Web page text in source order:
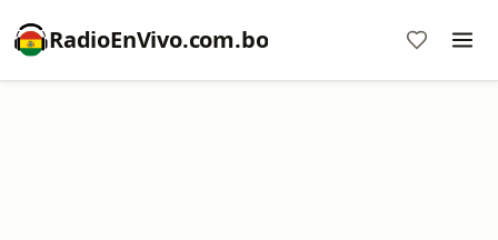
RadioEnVivo.com.bo